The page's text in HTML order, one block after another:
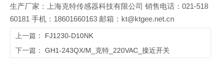
生产厂家：上海克特传感器科技有限公司 销售电话：021-518
60181 手机：18601660163 邮箱：kt@ktgee.net.cn
上一篇： FJ1230-D10NK
下一篇： GH1-243QX/M_克特_220VAC_接近开关